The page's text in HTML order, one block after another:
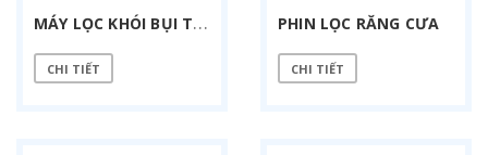
M
ÁY LỌC KHÓI BỤI TĨNH ĐIỆN ƯỚT 10000 M3/H
CHI TIẾT
PHIN LỌC RĂNG CƯA
CHI TIẾT